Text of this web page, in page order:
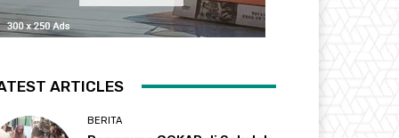
ARTICLES
BERITA